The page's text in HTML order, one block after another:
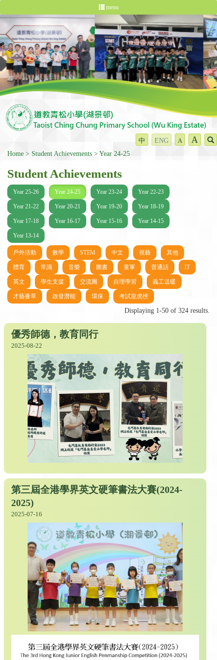
menu
中 ENG A A
Home Student Achievements Year 24-25
Student Achievements
Year 25-26 Year 24-25 Year 23-24 Year 22-23
Year 21-22 Year 20-21 Year 19-20 Year 18-19
Year 17-18 Year 16-17 Year 15-16 Year 14-15
Year 13-14
戶外活動 數學 STEM 中文 視藝 其他
體育 常識 音樂 圖書 童軍 普通話 IT
英文 學生支援 交流團 自理學習 義工送暖
才藝薈萃 啟發潛能 環保 考試龍虎榜
Displaying 1-50 of 324 results.
優秀師德，教育同行
2025-08-22
第三屆全港學界英文硬筆書法大賽(2024-
2025)
2025-07-16